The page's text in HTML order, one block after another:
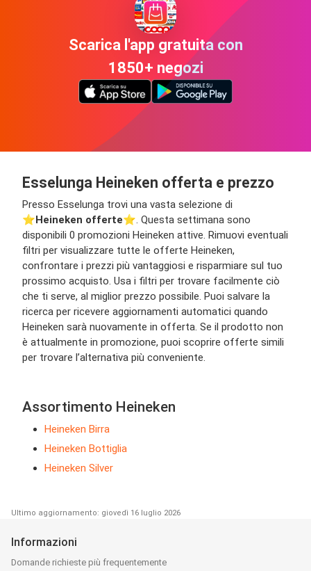
Scarica l'app gratuita con
1850+ negozi
Esselunga Heineken offerta e prezzo
Presso Esselunga trovi una vasta selezione di
⭐️Heineken offerte⭐️. Questa settimana sono
disponibili 0 promozioni Heineken attive. Rimuovi eventuali
filtri per visualizzare tutte le offerte Heineken,
confrontare i prezzi più vantaggiosi e risparmiare sul tuo
prossimo acquisto. Usa i filtri per trovare facilmente ciò
che ti serve, al miglior prezzo possibile. Puoi salvare la
ricerca per ricevere aggiornamenti automatici quando
Heineken sarà nuovamente in offerta. Se il prodotto non
è attualmente in promozione, puoi scoprire offerte simili
per trovare l’alternativa più conveniente.
Assortimento Heineken
Heineken Birra
Heineken Bottiglia
Heineken Silver
Ultimo aggiornamento: giovedì 16 luglio 2026
Informazioni
Domande richieste più frequentemente